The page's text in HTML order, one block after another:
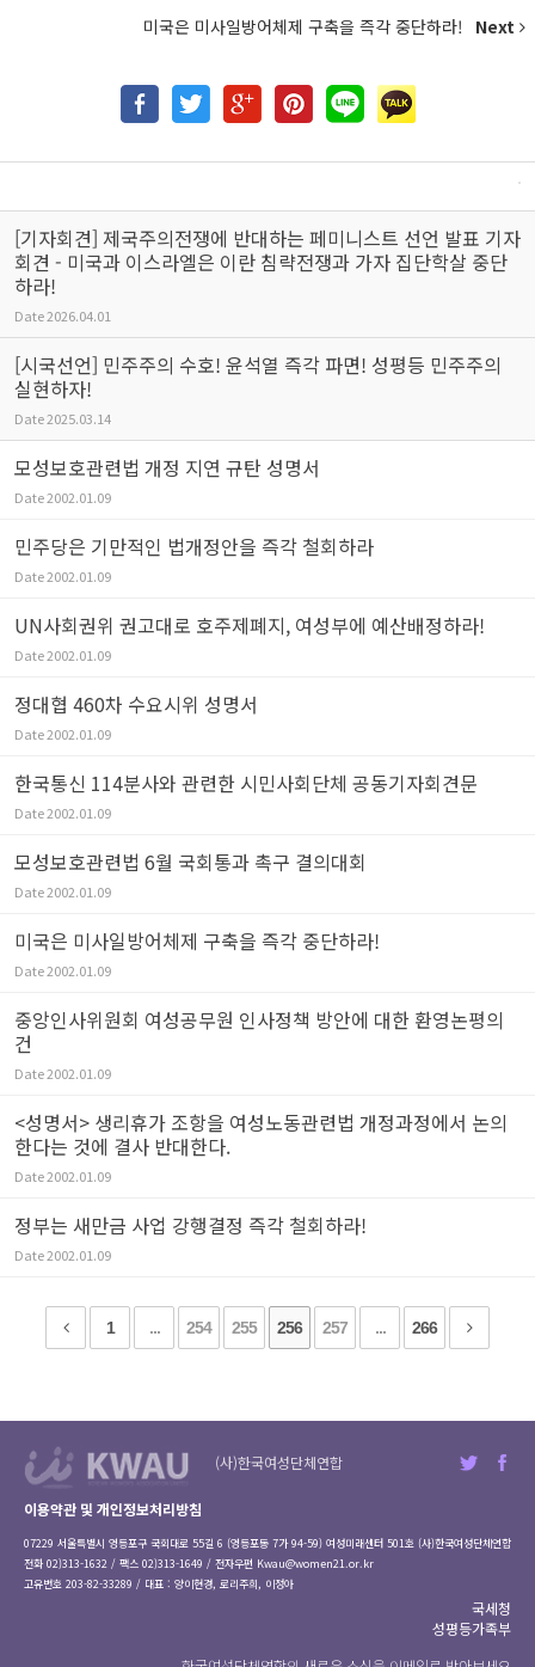
미국은 미사일방어체제 구축을 즉각 중단하라!
Next
[기자회견] 제국주의전쟁에 반대하는 페미니스트 선언 발표 기자
회견 - 미국과 이스라엘은 이란 침략전쟁과 가자 집단학살 중단
하라!
Date2026.04.01
[시국선언] 민주주의 수호! 윤석열 즉각 파면! 성평등 민주주의
실현하자!
Date2025.03.14
모성보호관련법 개정 지연 규탄 성명서
Date2002.01.09
민주당은 기만적인 법개정안을 즉각 철회하라
Date2002.01.09
UN사회권위 권고대로 호주제폐지, 여성부에 예산배정하라!
Date2002.01.09
정대협 460차 수요시위 성명서
Date2002.01.09
한국통신 114분사와 관련한 시민사회단체 공동기자회견문
Date2002.01.09
모성보호관련법 6월 국회통과 촉구 결의대회
Date2002.01.09
미국은 미사일방어체제 구축을 즉각 중단하라!
Date2002.01.09
중앙인사위원회 여성공무원 인사정책 방안에 대한 환영논평의
건
Date2002.01.09
<성명서> 생리휴가 조항을 여성노동관련법 개정과정에서 논의
한다는 것에 결사 반대한다.
Date2002.01.09
정부는 새만금 사업 강행결정 즉각 철회하라!
Date2002.01.09
1 ... 254 255 256 257 ... 266
(사)한국여성단체연합
이용약관 및 개인정보처리방침
07229 서울특별시 영등포구 국회대로 55길 6 (영등포동 7가 94-59) 여성미래센터 501호 (사)한국여성단체연합
전화 02)313-1632 / 팩스 02)313-1649 / 전자우편 Kwau@women21.or.kr
고유번호 203-82-33289 / 대표 : 양이현경, 로리주희, 이정아
국세청
성평등가족부